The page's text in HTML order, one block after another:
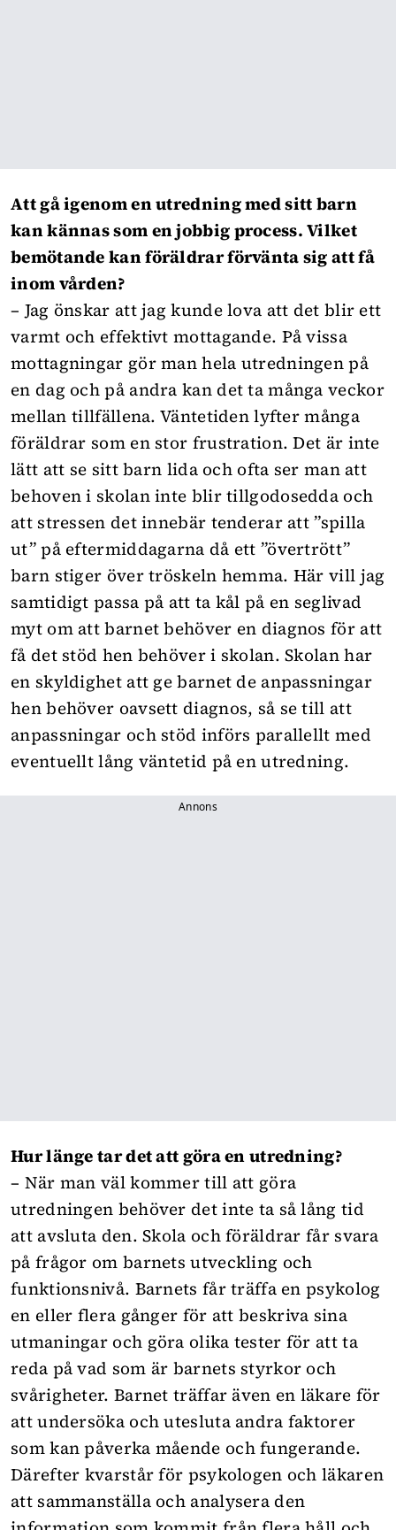
Att gå igenom en utredning med sitt barn
kan kännas som en jobbig process. Vilket
bemötande kan föräldrar förvänta sig att få
inom vården?
– Jag önskar att jag kunde lova att det blir ett
varmt och effektivt mottagande. På vissa
mottagningar gör man hela utredningen på
en dag och på andra kan det ta många veckor
mellan tillfällena. Väntetiden lyfter många
föräldrar som en stor frustration. Det är inte
lätt att se sitt barn lida och ofta ser man att
behoven i skolan inte blir tillgodosedda och
att stressen det innebär tenderar att ”spilla
ut” på eftermiddagarna då ett ”övertrött”
barn stiger över tröskeln hemma. Här vill jag
samtidigt passa på att ta kål på en seglivad
myt om att barnet behöver en diagnos för att
få det stöd hen behöver i skolan. Skolan har
en skyldighet att ge barnet de anpassningar
hen behöver oavsett diagnos, så se till att
anpassningar och stöd införs parallellt med
eventuellt lång väntetid på en utredning.
Annons
Hur länge tar det att göra en utredning?
– När man väl kommer till att göra
utredningen behöver det inte ta så lång tid
att avsluta den. Skola och föräldrar får svara
på frågor om barnets utveckling och
funktionsnivå. Barnets får träffa en psykolog
en eller flera gånger för att beskriva sina
utmaningar och göra olika tester för att ta
reda på vad som är barnets styrkor och
svårigheter. Barnet träffar även en läkare för
att undersöka och utesluta andra faktorer
som kan påverka mående och fungerande.
Därefter kvarstår för psykologen och läkaren
att sammanställa och analysera den